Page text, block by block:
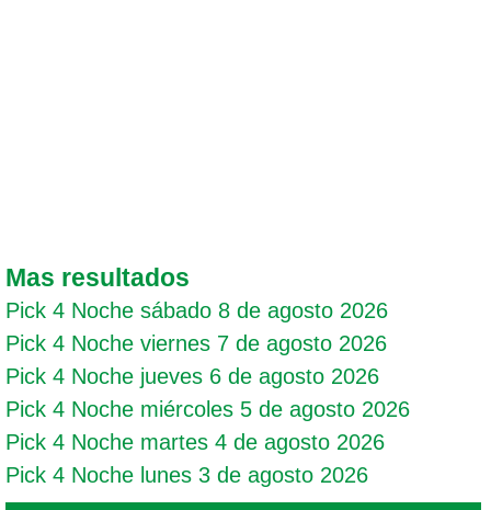
Mas resultados
Pick 4 Noche sábado 8 de agosto 2026
Pick 4 Noche viernes 7 de agosto 2026
Pick 4 Noche jueves 6 de agosto 2026
Pick 4 Noche miércoles 5 de agosto 2026
Pick 4 Noche martes 4 de agosto 2026
Pick 4 Noche lunes 3 de agosto 2026